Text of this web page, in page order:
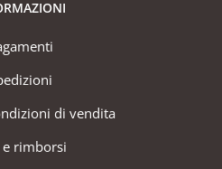
di vendita
e rimborsi